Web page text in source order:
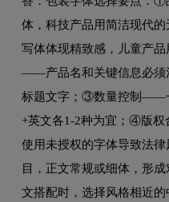
体，科技产品用简洁现代
写体体现精致感，儿童产
——产品名和关键信息必须
标题文字；③数量控制——
+英文各1-2种为宜；④版
使用未授权的字体导致法
目，正文常规或细体，形
文搭配时，选择风格相近的